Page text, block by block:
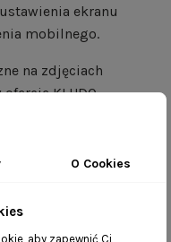
ekranu
mobilnego.
na zdjęciach
KLUDO.
na buty.
Ławka ze
mebli tego
który zależnie od
może przyczynić
O Cookies
aby zapewnić Ci